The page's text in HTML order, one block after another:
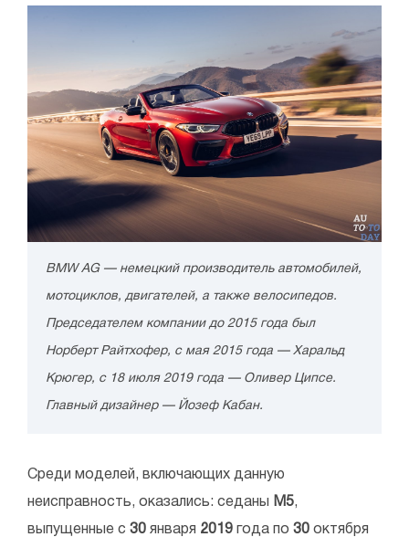
BMW AG — немецкий производитель автомобилей,
мотоциклов, двигателей, а также велосипедов.
Председателем компании до 2015 года был
Норберт Райтхофер, с мая 2015 года — Харальд
Крюгер, с 18 июля 2019 года — Оливер Ципсе.
Главный дизайнер — Йозеф Кабан.
Среди моделей, включающих данную
неисправность, оказались: седаны М5,
выпущенные с 30 января 2019 года по 30 октября